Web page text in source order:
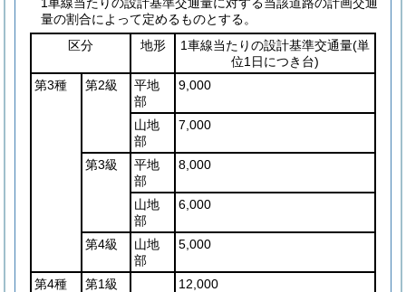
量の割合によって定めるものとする。
区分
地形 1車線当たりの設計基準交通量(単
位1日につき台)
第3種
第2級
平地
部
9,000
山地
部
7,000
第3級
平地
部
8,000
山地
部
6,000
第4級
山地
部
5,000
第4種 第1級
12,000